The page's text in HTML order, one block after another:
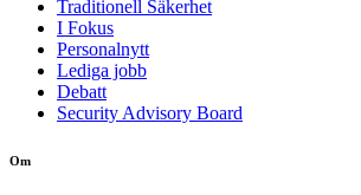
Traditionell Säkerhet
I Fokus
Personalnytt
Lediga jobb
Debatt
Security Advisory Board
Om